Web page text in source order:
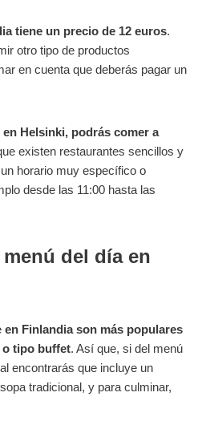
tiene un precio de 12 euros.
otro tipo de productos
en cuenta que deberás pagar un
Helsinki, podrás comer a
existen restaurantes sencillos y
horario muy específico o
desde las 11:00 hasta las
del día en
en Finlandia son más populares
o tipo buffet. Así que, si del menú
encontrarás que incluye un
tradicional, y para culminar,